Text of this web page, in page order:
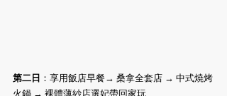
第二日 ：享用飯店早餐→ 桑拿全套店 → 中式燒烤
火鍋 → 裸體薄紗店選妃帶回家玩